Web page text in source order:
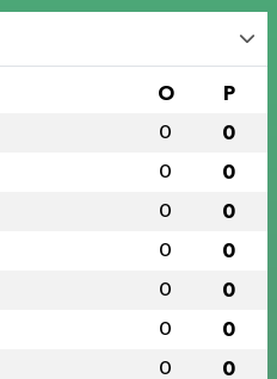
O P
0 0
0 0
0 0
0 0
0 0
0 0
0 0